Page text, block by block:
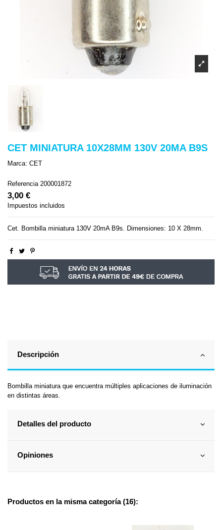
CET MINIATURA 10X28MM 130V 20MA B9S
Marca: CET
Referencia 200001872
3,00 €
Impuestos incluidos
Cet. Bombilla miniatura 130V 20mA B9s. Dimensiones: 10 X 28mm.
Descripción
Bombilla miniatura que encuentra múltiples aplicaciones de iluminación
en distintas áreas.
Detalles del producto
Opiniones
Productos en la misma categoría (16):